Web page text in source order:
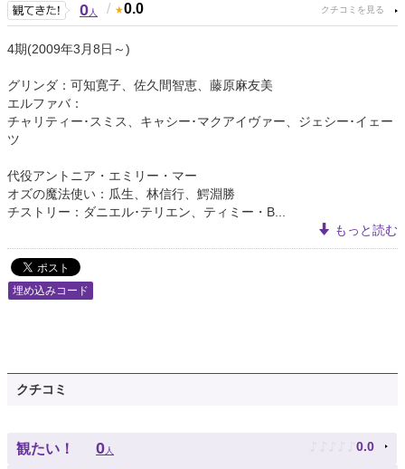
0人 / 0.0
4期(2009年3月8日～)
グリンダ：可知寛子、佐久間智恵、藤原麻友美
エルファバ：
チャリティー･スミス、キャシー･マクアイヴァー、ジェシー･イェー
ツ
代役アントニア・エミリー・マー
オズの魔法使い：瓜生、林信行、鰐淵勝
チストリー：ダニエル･テリエン、ティミー・B...
もっと読む
埋め込みコード
クチコミ
観たい！ 0人 ♪ ♪ ♪ ♪ ♪ 0.0